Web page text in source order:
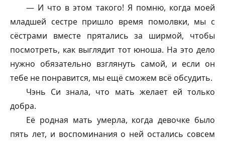
— И что в этом такого! Я помню, когда моей
младшей сестре пришло время помолвки, мы с
сёстрами вместе прятались за ширмой, чтобы
посмотреть, как выглядит тот юноша. На это дело
нужно обязательно взглянуть самой, и если он
тебе не понравится, мы ещё сможем всё обсудить.
Чэнь Си знала, что мать желает ей только
добра.
Её родная мать умерла, когда девочке было
пять лет, и воспоминания о ней остались совсем